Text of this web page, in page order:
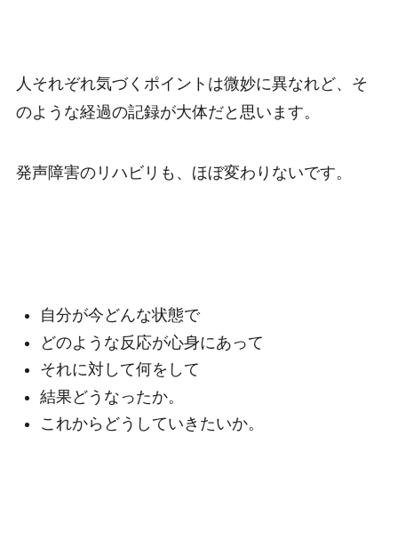
人それぞれ気づくポイントは微妙に異なれど、そ
のような経過の記録が大体だと思います。
発声障害のリハビリも、ほぼ変わりないです。
自分が今どんな状態で
どのような反応が心身にあって
それに対して何をして
結果どうなったか。
これからどうしていきたいか。